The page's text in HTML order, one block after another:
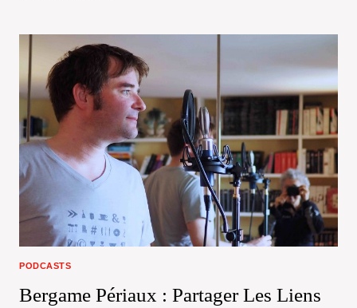
CLAVECIN
NOMMÉ
DÉSIR
PODCASTS
Bergame Périaux : Partager Les Liens